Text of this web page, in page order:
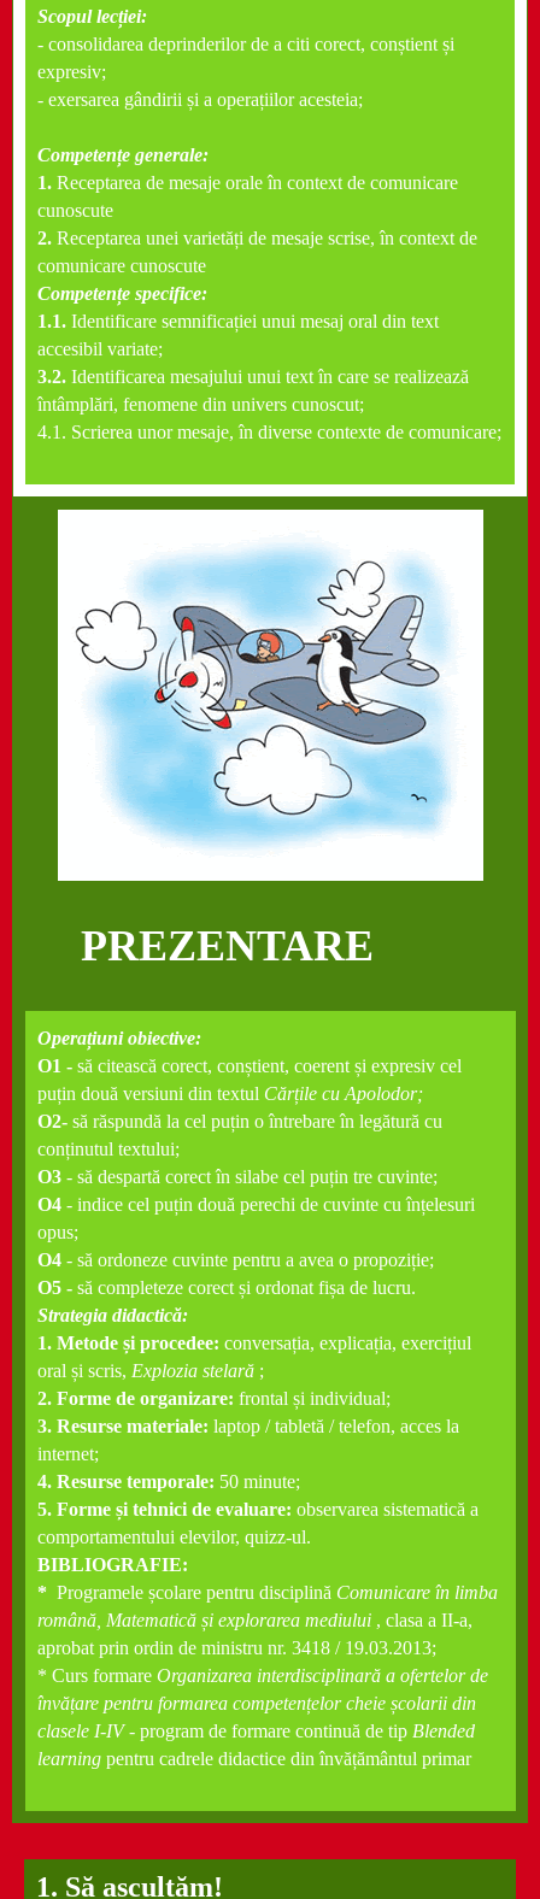
Scopul lecției:
- consolidarea deprinderilor de a citi corect, conștient și
expresiv;
- exersarea gândirii și a operațiilor acesteia;
Competențe generale:
1. Receptarea de mesaje orale în context de comunicare
cunoscute
2. Receptarea unei varietăți de mesaje scrise, în context de
comunicare cunoscute
Competențe specifice:
1.1. Identificare semnificației unui mesaj oral din text
accesibil variate;
3.2. Identificarea mesajului unui text în care se realizează
întâmplări, fenomene din univers cunoscut;
4.1. Scrierea unor mesaje, în diverse contexte de comunicare;
PREZENTARE
Operațiuni obiective:
O1 - să citească corect, conștient, coerent și expresiv cel
puțin două versiuni din textul Cărțile cu Apolodor;
O2- să răspundă la cel puțin o întrebare în legătură cu
conținutul textului;
O3 - să despartă corect în silabe cel puțin tre cuvinte;
O4 - indice cel puțin două perechi de cuvinte cu înțelesuri
opus;
O4 - să ordoneze cuvinte pentru a avea o propoziție;
O5 - să completeze corect și ordonat fișa de lucru.
Strategia didactică:
1. Metode și procedee: conversația, explicația, exercițiul
oral și scris, Explozia stelară ;
2. Forme de organizare: frontal și individual;
3. Resurse materiale: laptop / tabletă / telefon, acces la
internet;
4. Resurse temporale: 50 minute;
5. Forme și tehnici de evaluare: observarea sistematică a
comportamentului elevilor, quizz-ul.
BIBLIOGRAFIE:
* Programele școlare pentru disciplină Comunicare în limba
română, Matematică și explorarea mediului , clasa a II-a,
aprobat prin ordin de ministru nr. 3418 / 19.03.2013;
* Curs formare Organizarea interdisciplinară a ofertelor de
învățare pentru formarea competențelor cheie școlarii din
clasele I-IV- program de formare continuă de tip Blended
learning pentru cadrele didactice din învățământul primar
1. Să ascultăm!